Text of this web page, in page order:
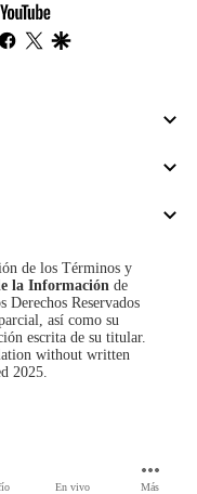
En vivo Más
youtube-
footer
facebook
twitter
de los Términos y
la Información de
Derechos Reservados
así como su
escrita de su titular.
without written
2025.